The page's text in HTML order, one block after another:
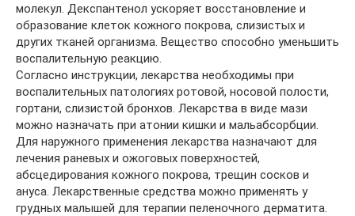
молекул. Декспантенол ускоряет восстановление и
образование клеток кожного покрова, слизистых и
других тканей организма. Вещество способно уменьшить
воспалительную реакцию.
Согласно инструкции, лекарства необходимы при
воспалительных патологиях ротовой, носовой полости,
гортани, слизистой бронхов. Лекарства в виде мази
можно назначать при атонии кишки и мальабсорбции.
Для наружного применения лекарства назначают для
лечения раневых и ожоговых поверхностей,
абсцедирования кожного покрова, трещин сосков и
ануса. Лекарственные средства можно применять у
грудных малышей для терапии пеленочного дерматита.